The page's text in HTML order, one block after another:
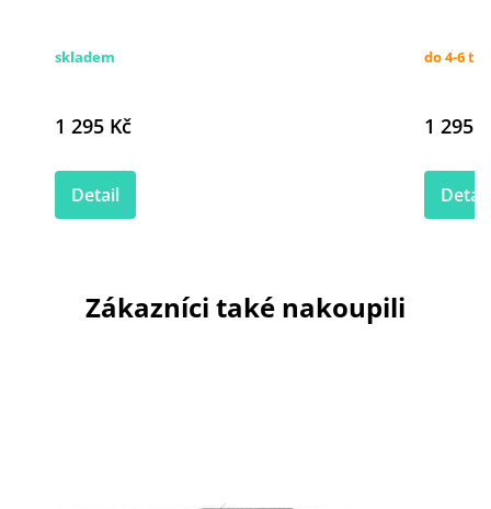
skladem
1 295 Kč
Detail
do 4-6
1 295
Detail
Zákazníci také nakoupili